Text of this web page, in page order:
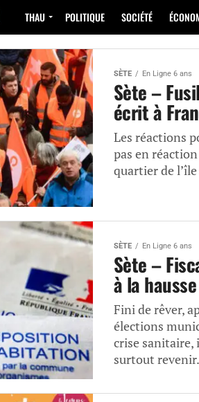
THAU POLITIQUE SOCIÉTÉ
SÈTE En Ligne 6 ans
Sète –
écrit à
Les réactions
pas en
quartier de
SÈTE En Ligne 6 ans
Sète –
à la hausse
Fini de rêver,
élections
crise
surtout